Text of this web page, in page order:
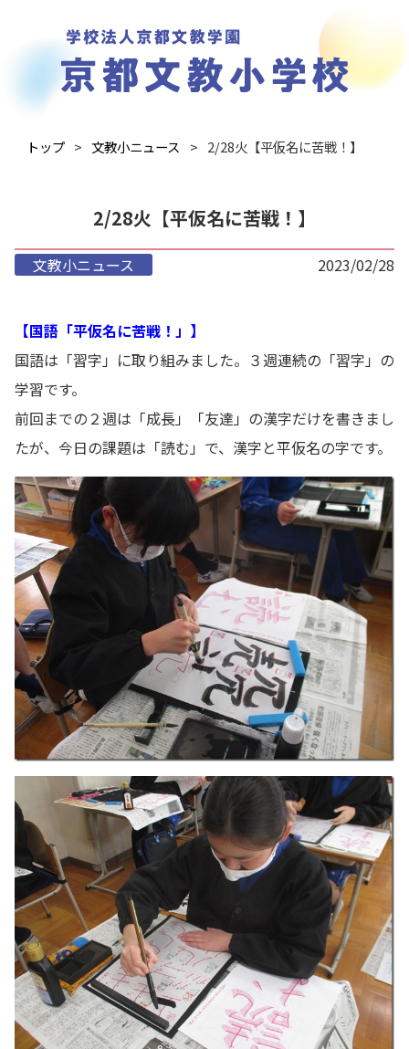
トップ 文教小ニュース 2/28火【平仮名に苦戦！】
2/28火【平仮名に苦戦！】
文教小ニュース 2023/02/28
【国語「平仮名に苦戦！」】
国語は「習字」に取り組みました。３週連続の「習字」の
学習です。
前回までの２週は「成長」「友達」の漢字だけを書きまし
たが、今日の課題は「読む」で、漢字と平仮名の字です。